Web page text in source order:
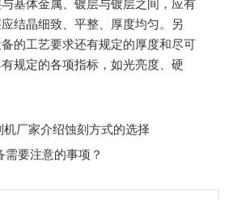
基体金属、镀层与镀层之间，应有
结晶细致、平整、厚度均匀。另
的工艺要求还有规定的厚度和尽可
规定的各项指标，如光亮度、硬
机厂家介绍蚀刻方式的选择
需要注意的事项？